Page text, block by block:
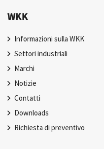
WKK
Informazioni sulla WKK
Settori industriali
Marchi
Notizie
Contatti
Downloads
Richiesta di preventivo